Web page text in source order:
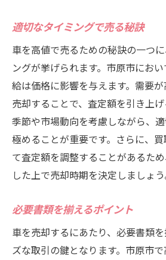
サービス内容の比較
口コミ評価の差異
手続きのスピードと効率
アフターフォローの充実
選ばれる理由とは？
高額買取を目指すなら知って
ツ
査定前に洗車と整備をす
車の履歴を正確に伝える
オプション装備の価値を
修理の有無を適切に申告
適切なタイミングで売る秘訣
車を高値で売るための秘訣の一つ
ングが挙げられます。市原市にお
給は価格に影響を与えます。需要
売却することで、査定額を引き上げ
季節や市場動向を考慮しながら、
極めることが重要です。さらに、
て査定額を調整することがあるた
した上で売却時期を決定しましょう
必要書類を揃えるポイント
車を売却するにあたり、必要書類
ズな取引の鍵となります。市原市